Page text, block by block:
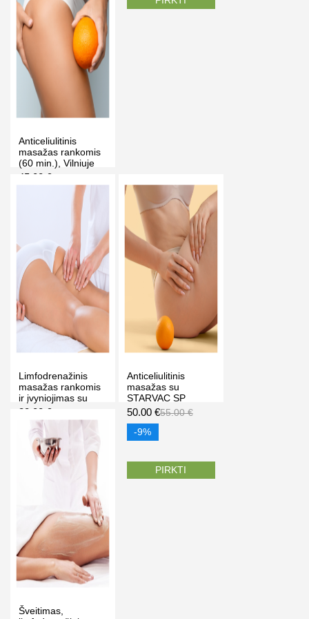
Anticeliulitinis
masažas rankomis
(60 min.), Vilniuje
45.00 €
PIRKTI
Limfodrenažinis
masažas rankomis
ir įvyniojimas su
anticeliulitine kauke
1h, Dalia grožio
studija" Vilniuje
38.00 €
-31%
PIRKTI
Anticeliulitinis
masažas su
STARVAC SP
ORIGINAL aparatu
pilvo), 50 min.
Klaipėdoje
50.00 €55.00 €
-9%
PIRKTI
Šveitimas,